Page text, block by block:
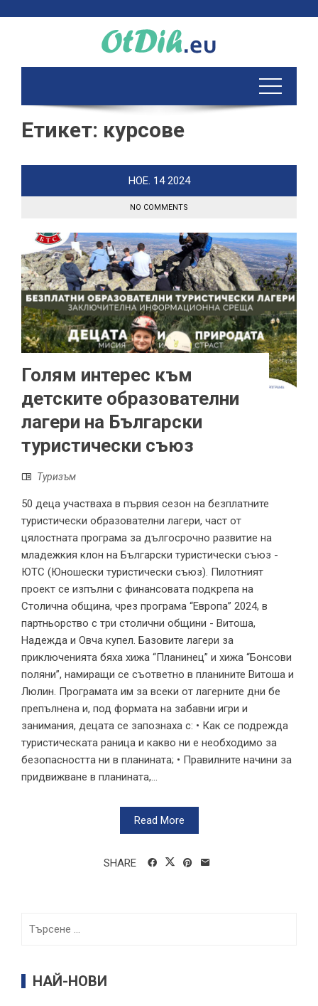
Етикет: курсове
НОЕ. 14 2024
NO COMMENTS
Голям интерес към
детските образователни
лагери на Български
туристически съюз
Туризъм
50 деца участваха в първия сезон на безплатните
туристически образователни лагери, част от
цялостната програма за дългосрочно развитие на
младежкия клон на Български туристически съюз -
ЮТС (Юношески туристически съюз). Пилотният
проект се изпълни с финансовата подкрепа на
Столична община, чрез програма “Европа” 2024, в
партньорство с три столични общини - Витоша,
Надежда и Овча купел. Базовите лагери за
приключенията бяха хижа “Планинец” и хижа “Бонсови
поляни”, намиращи се съответно в планините Витоша и
Люлин. Програмата им за всеки от лагерните дни бе
препълнена и, под формата на забавни игри и
занимания, децата се запознаха с: • Как се подрежда
туристическата раница и какво ни е необходимо за
безопасността ни в планината; • Правилните начини за
придвижване в планината,...
Read More
SHARE
НАЙ-НОВИ